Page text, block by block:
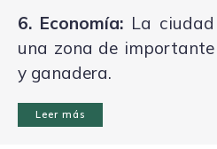
6. Economía: La
una zona de
y ganadera.
Leer más